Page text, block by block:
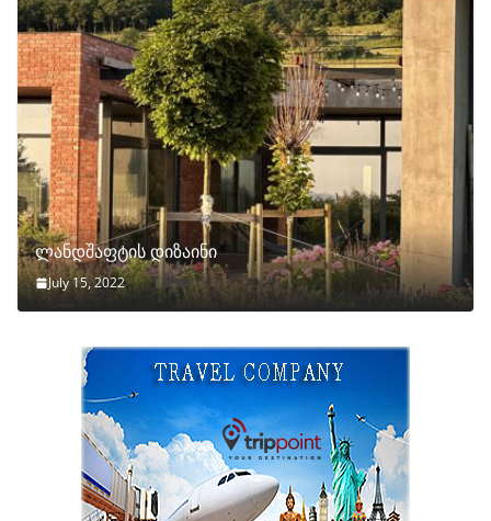
ლანდშაფტის დიზაინი
July 15, 2022